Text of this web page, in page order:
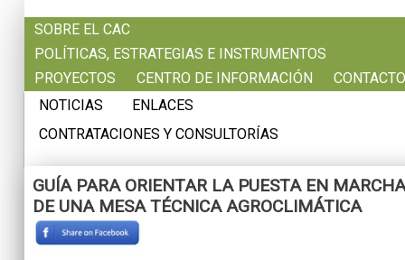
SOBRE EL CAC
POLÍTICAS, ESTRATEGIAS E INSTRUMENTOS
PROYECTOS
CENTRO DE INFORMACIÓN
CONTACTO
NOTICIAS
ENLACES
CONTRATACIONES Y CONSULTORÍAS
GUÍA PARA ORIENTAR LA PUESTA EN
DE UNA MESA TÉCNICA AGROCLIMÁTICA